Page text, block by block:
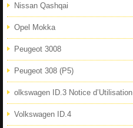
Nissan Qashqai
Opel Mokka
Peugeot 3008
Peugeot 308 (P5)
olkswagen ID.3 Notice d’Utilisation
Volkswagen ID.4